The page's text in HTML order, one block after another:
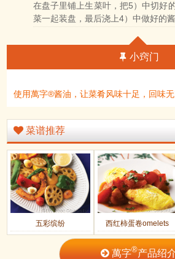
在盘子里铺上生菜叶，把5）中切好
菜一起装盘，最后浇上4）中做好的酱
小窍门
使用萬字®酱油，让菜肴风味十足，回味无
菜谱推荐
五彩缤纷 西红柿蛋卷omelets
萬字®产品绍